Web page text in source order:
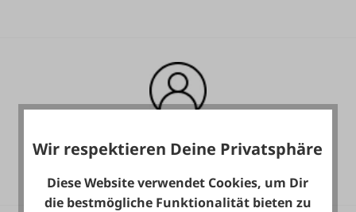
Heute noch Service
inkludiert!
Wir respektieren Deine Privatsphäre
Diese Website verwendet Cookies, um Dir
die bestmögliche Funktionalität bieten zu